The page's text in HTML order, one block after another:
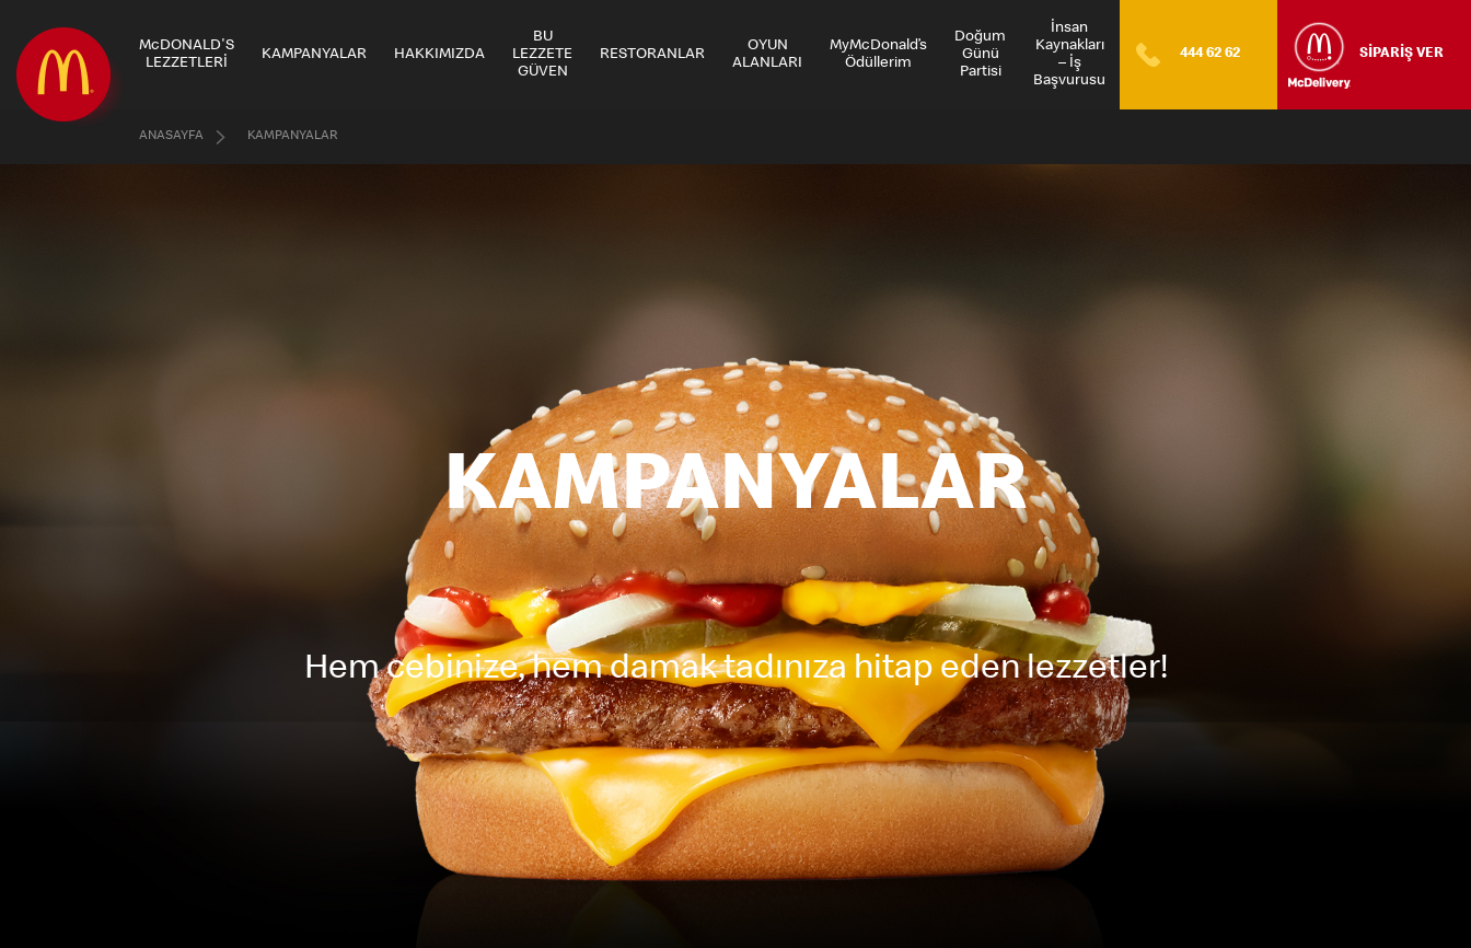
McDONALD'S
LEZZETLERİ
KAMPANYALAR HAKKIMIZDA
BU
LEZZETE
GÜVEN
RESTORANLAR
OYUN
ALANLARI
MyMcDonald’s
Ödüllerim
Doğum
Günü
Partisi
İnsan
Kaynakları
– İş
Başvurusu
444 62 62 SİPARİŞ VER
ANASAYFA KAMPANYALAR
KAMPANYALAR
Hem cebinize, hem damak tadınıza hitap eden lezzetler!